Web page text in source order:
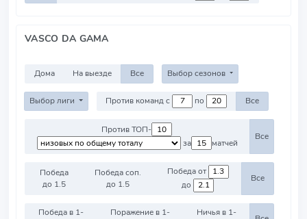
VASCO DA GAMA
Дома На выезде Все Выбор сезонов
Выбор лиги Против команд с по Все
Против ТОП-
за
матчей
Все
Победа
до 1.5
Победа соп.
до 1.5
Победа от
до
Все
Победа в 1-
Поражение в 1-
Ничья в 1-